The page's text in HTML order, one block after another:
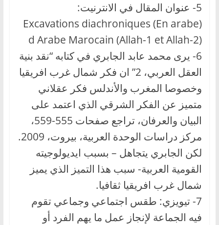
5- عنوان المقال في الانترنيت:
(En arabe) Excavations diachroniques
d Arabe Marocain (Allah-1 et Allah-2)
6- يرى محمد عابد الجابري في كتابه “نقد بنية
العقل العربي، 2” ان فكر شمال غرب افريقيا
وخصوصا المغرب والأندلس فكر عقلاني
متميز عن الفكر الشرقي الذي اعتمد على
البيان والعرفان، تراجع صفحات 555-559،
مركز دراسات الوحدة العربية، بيروت، 2009.
لكن الجابري يتجاهل – بسبب ايديولوجيته
القومية العربية- سبب هذا التميز الذي يميز
شمال غرب افريقيا ثقافيا.
7- تيويزي: طقس اجتماعي وجماعي تقوم
فيه الجماعة لإنجاز عمل ما يهم الفرد أو